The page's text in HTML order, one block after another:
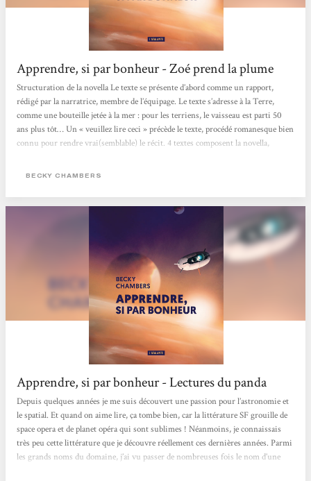
Apprendre, si par bonheur - Zoé prend la plume
Structuration de la novella Le texte se présente d’abord comme un rapport,
rédigé par la narratrice, membre de l’équipage. Le texte s’adresse à la Terre,
comme une bouteille jetée à la mer : pour les terriens, le vaisseau est parti 50
ans plus tôt… Un « veuillez lire ceci » précède le texte, procédé romanesque bien
connu pour rendre vrai(semblable) le récit. 4 textes composent la novella,
Opera et Votum. Le texte alterne voyage, analyses, et vie à...
BECKY CHAMBERS
Apprendre, si par bonheur - Lectures du panda
Depuis quelques années je me suis découvert une passion pour l’astronomie et
le spatial. Et quand on aime lire, ça tombe bien, car la littérature SF grouille de
space opera et de planet opéra qui sont sublimes ! Néanmoins, je connaissais
très peu cette littérature que je découvre réellement ces dernières années. Parmi
les grands noms du domaine, j’ai vu passer de nombreuses fois le nom d’une